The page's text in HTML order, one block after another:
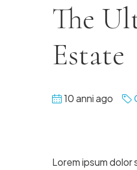
The
Estate
10 anni ago
Lorem ipsum